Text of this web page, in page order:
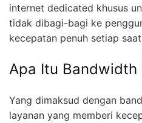
internet dedicated khusus
tidak dibagi-bagi ke
kecepatan penuh setiap
Apa Itu Bandwidth
Yang dimaksud dengan
layanan yang memberi